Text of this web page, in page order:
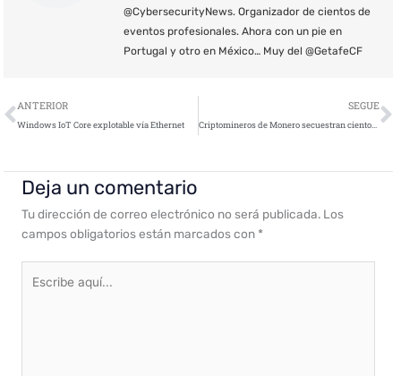
@CybersecurityNews. Organizador de cientos de
eventos profesionales. Ahora con un pie en
Portugal y otro en México… Muy del @GetafeCF
Ant
ANTERIOR
Windows IoT Core explotable vía Ethernet
SEGUE
Criptomineros de Monero secuestran cientos de alojamientos web Docker sin actualizar
Deja un comentario
Tu dirección de correo electrónico no será publicada. Los
campos obligatorios están marcados con *
aquí...